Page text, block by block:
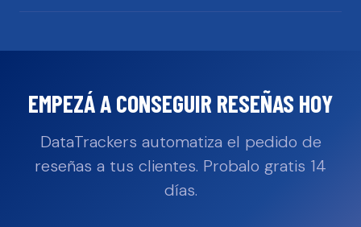
EMPEZÁ A CONSEGUIR RESEÑAS HOY
DataTrackers automatiza el pedido de
reseñas a tus clientes. Probalo gratis 14
días.